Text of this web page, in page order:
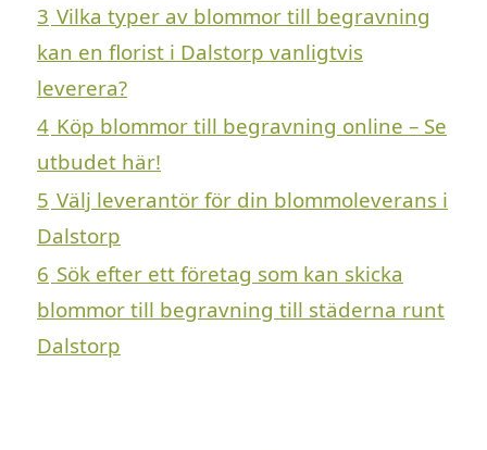
3 Vilka typer av blommor till begravning
kan en florist i Dalstorp vanligtvis
leverera?
4 Köp blommor till begravning online – Se
utbudet här!
5 Välj leverantör för din blommoleverans i
Dalstorp
6 Sök efter ett företag som kan skicka
blommor till begravning till städerna runt
Dalstorp